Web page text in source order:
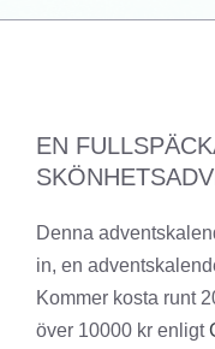
EN
Denna
in, en
Kommer kosta runt
över 10000 kr enligt